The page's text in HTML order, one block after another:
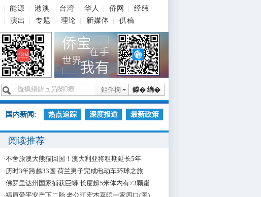
能源 港澳 台湾 华人 侨网
经纬
演出 专题 理论 新媒体 供稿
鎼� 绱�
鏂伴椈
国内新闻: 热点追踪 深度报道 最新政策
阅读推荐
·不舍旅澳大熊猫回国！澳大利亚将租期延长5年
·历时3年跨越33国 荷兰男子完成电动车环球之旅
·佛罗里达州国家捕获巨蟒 长度超5米体内有73颗蛋
·福原爱平安产下二胎 老公江宏杰喜晒一家四口(图)